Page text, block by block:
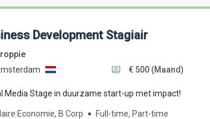
Development Stagiair
€ 500 (Maand)
Media Stage in duurzame start-up met impact!
Economie, B Corp Full-time, Part-time